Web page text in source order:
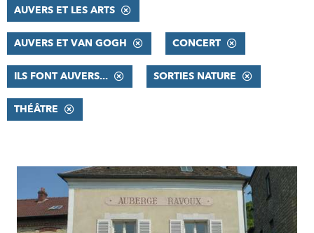
AUVERS ET LES ARTS
AUVERS ET VAN GOGH CONCERT
ILS FONT AUVERS... SORTIES NATURE
THÉÂTRE
RÉSULTATS